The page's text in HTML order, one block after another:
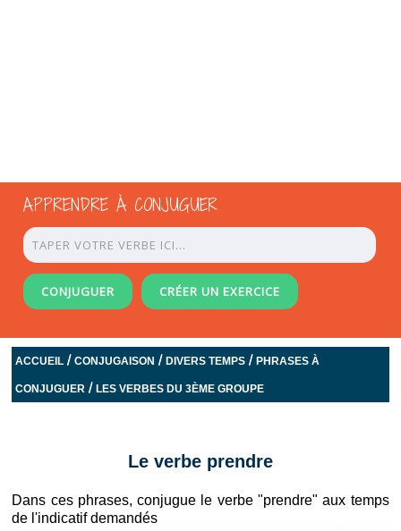
APPRENDRE À CONJUGUER
CONJUGUER CRÉER UN EXERCICE
ACCUEIL /CONJUGAISON /DIVERS TEMPS /PHRASES À
CONJUGUER /LES VERBES DU 3ÈME GROUPE
Le verbe prendre
Dans ces phrases, conjugue le verbe "prendre" aux temps
de l'indicatif demandés